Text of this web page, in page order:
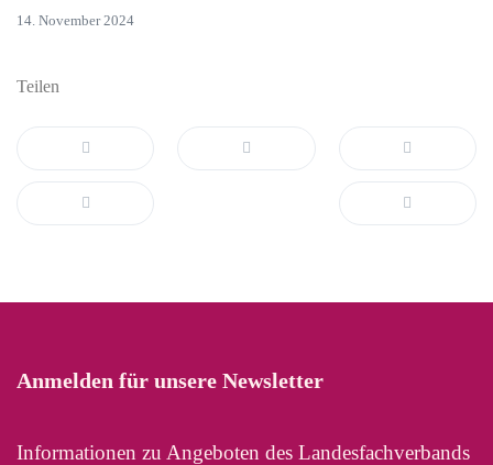
14. November 2024
Teilen
Anmelden für unsere Newsletter
Informationen zu Angeboten des Landesfachverbands